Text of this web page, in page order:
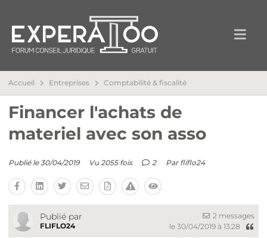
Accueil Entreprises Comptabilité & fiscalité
Financer l'achats de
materiel avec son asso
Publié le 30/04/2019 Vu 2055 fois 2 Par fliflo24
Publié par
FLIFLO24
2 messages
le 30/04/2019 à 13:28